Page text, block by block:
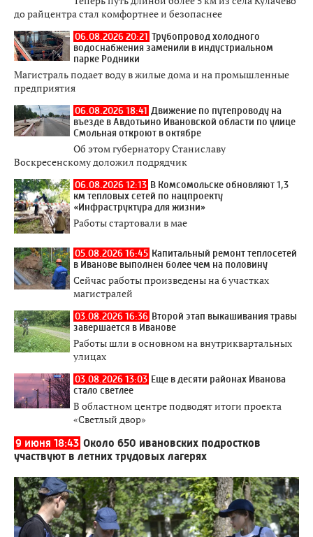
до райцентра стал комфортнее и безопаснее
06.08.2026 20:21 Трубопровод холодного
водоснабжения заменили в индустриальном
парке Родники
Магистраль подает воду в жилые дома и на промышленные
предприятия
06.08.2026 18:41 Движение по путепроводу на
въезде в Авдотьино Ивановской области по улице
Смольная откроют в октябре
Об этом губернатору Станиславу
Воскресенскому доложил подрядчик
06.08.2026 12:13 В Комсомольске обновляют 1,3
км тепловых сетей по нацпроекту
«Инфраструктура для жизни»
Работы стартовали в мае
05.08.2026 16:45 Капитальный ремонт теплосетей
в Иванове выполнен более чем на половину
Сейчас работы произведены на 6 участках
магистралей
03.08.2026 16:36 Второй этап выкашивания травы
завершается в Иванове
Работы шли в основном на внутриквартальных
улицах
03.08.2026 13:03 Еще в десяти районах Иванова
стало светлее
В областном центре подводят итоги проекта
«Светлый двор»
9 июня 18:43 Около 650 ивановских подростков
участвуют в летних трудовых лагерях